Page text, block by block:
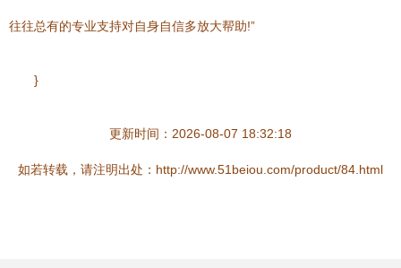
往往总有的专业支持对自身自信多放大帮助!”
}
更新时间：2026-08-07 18:32:18
如若转载，请注明出处：http://www.51beiou.com/product/84.html